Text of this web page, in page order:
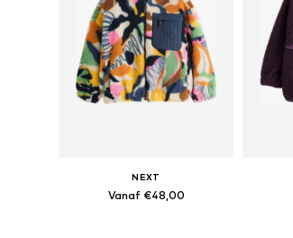
NEXT
Vanaf €48,00